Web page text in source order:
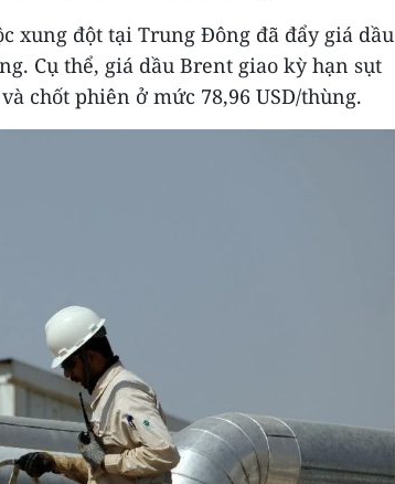
xung đột tại Trung Đông đã đẩy giá dầu
Cụ thể, giá dầu Brent giao kỳ hạn sụt
chốt phiên ở mức 78,96 USD/thùng.